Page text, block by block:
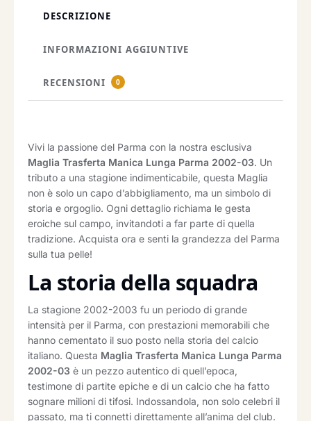
DESCRIZIONE
INFORMAZIONI AGGIUNTIVE
RECENSIONI 0
Vivi la passione del Parma con la nostra esclusiva
Maglia Trasferta Manica Lunga Parma 2002-03. Un
tributo a una stagione indimenticabile, questa Maglia
non è solo un capo d’abbigliamento, ma un simbolo di
storia e orgoglio. Ogni dettaglio richiama le gesta
eroiche sul campo, invitandoti a far parte di quella
tradizione. Acquista ora e senti la grandezza del Parma
sulla tua pelle!
La storia della squadra
La stagione 2002-2003 fu un periodo di grande
intensità per il Parma, con prestazioni memorabili che
hanno cementato il suo posto nella storia del calcio
italiano. Questa Maglia Trasferta Manica Lunga Parma
2002-03 è un pezzo autentico di quell’epoca,
testimone di partite epiche e di un calcio che ha fatto
sognare milioni di tifosi. Indossandola, non solo celebri il
passato, ma ti connetti direttamente all’anima del club.